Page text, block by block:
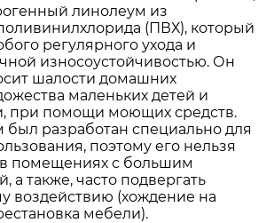
линолеум из
(ПВХ), который
регулярного ухода и
износоустойчивостью. Он
шалости домашних
маленьких детей и
при помощи моющих средств.
был разработан специально для
поэтому его нельзя
в помещениях с большим
а также, часто подвергать
воздействию (хождение на
мебели).